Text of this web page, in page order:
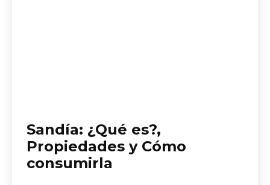
Sandía: ¿Qué es?,
Propiedades y Cómo
consumirla